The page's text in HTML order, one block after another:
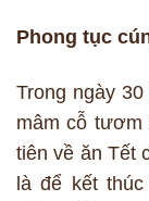
Phong tục
Trong ngày
mâm cỗ tươm
tiên về ăn Tết
là để kết